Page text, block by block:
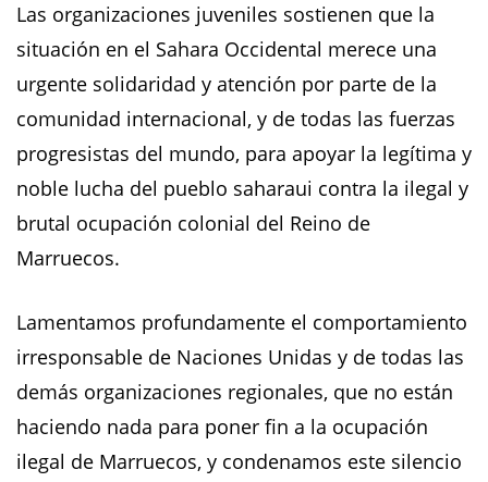
Las organizaciones juveniles sostienen que la
situación en el Sahara Occidental merece una
urgente solidaridad y atención por parte de la
comunidad internacional, y de todas las fuerzas
progresistas del mundo, para apoyar la legítima y
noble lucha del pueblo saharaui contra la ilegal y
brutal ocupación colonial del Reino de
Marruecos.
Lamentamos profundamente el comportamiento
irresponsable de Naciones Unidas y de todas las
demás organizaciones regionales, que no están
haciendo nada para poner fin a la ocupación
ilegal de Marruecos, y condenamos este silencio